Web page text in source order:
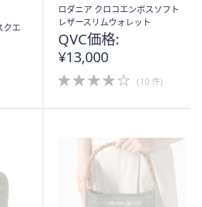
クエ
ロダニア クロコエンボスソフト
レザースリムウォレット
QVC価格:
¥13,000
4.0
of
(10 件)